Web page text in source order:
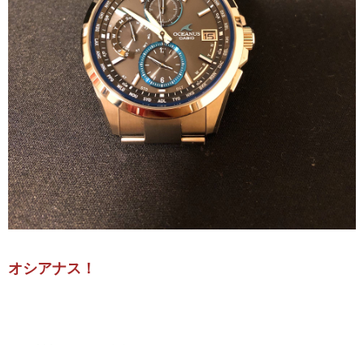
オシアナス！